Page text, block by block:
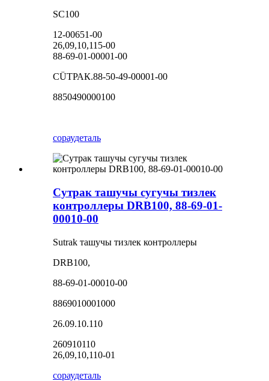
SC100
12-00651-00
26,09,10,115-00
88-69-01-00001-00
СÜТРАК.88-50-49-00001-00
8850490000100
сораудеталь
Сутрак ташучы сугучы тизлек
контроллеры DRB100, 88-69-01-
00010-00
Sutrak ташучы тизлек контроллеры
DRB100,
88-69-01-00010-00
8869010001000
26.09.10.110
260910110
26,09,10,110-01
сораудеталь